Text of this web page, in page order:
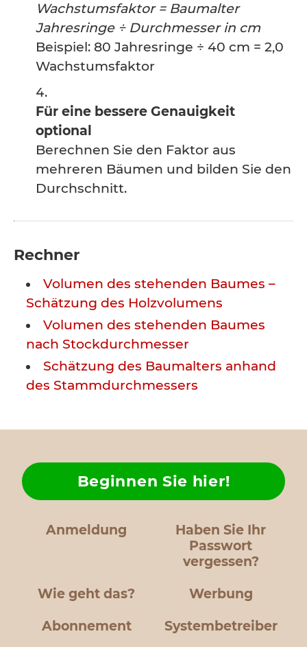
Wachstumsfaktor = Baumalter
Jahresringe ÷ Durchmesser in cm
Beispiel: 80 Jahresringe ÷ 40 cm = 2,0
Wachstumsfaktor
Für eine bessere Genauigkeit
optional
Berechnen Sie den Faktor aus
mehreren Bäumen und bilden Sie den
Durchschnitt.
Rechner
Volumen des stehenden Baumes –
Schätzung des Holzvolumens
Volumen des stehenden Baumes
nach Stockdurchmesser
Schätzung des Baumalters anhand
des Stammdurchmessers
Anmeldung
Haben Sie Ihr
Passwort
vergessen?
Wie geht das?
Beginnen Sie hier!
Werbung
Abonnement Systembetreiber